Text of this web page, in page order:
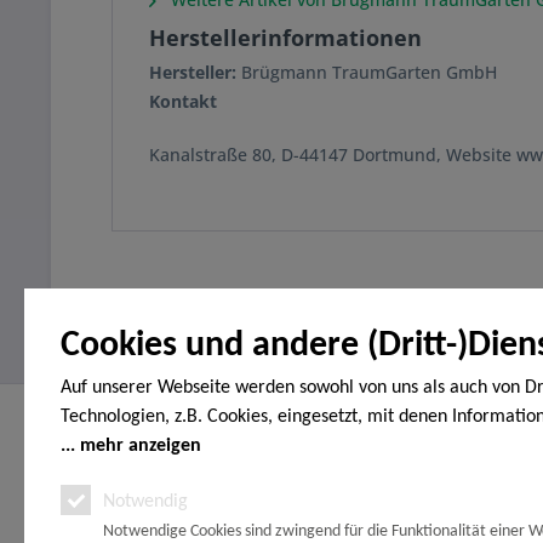
Cookies und andere (Dritt-
Auf unserer Webseite werden sowohl von uns als auch von
Technologien, z.B. Cookies, eingesetzt, mit denen
Endgerät gespeichert und/oder von Ihrem Endgerät
Analyse-, Marketing- und Statistik-Cookies. Bei den
handelt es sich um solche, die technisch notwendig sind, um
mehr anzeigen
Notwendig
Notwendige Cookies sind zwingend für die Funktionalität einer
Herstellerinformationen
Hersteller: Brügmann TraumGarten GmbH
Kontakt
Kanalstraße 80, D-44147 Dortmund, Website
Service Hotline
unter: